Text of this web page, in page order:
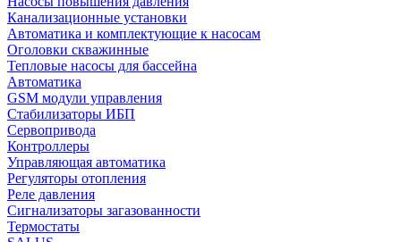
Канализационные установки
Автоматика и комплектующие к насосам
Оголовки скважинные
Тепловые насосы для бассейна
Автоматика
GSM модули управления
Стабилизаторы ИБП
Сервопривода
Контроллеры
Управляющая автоматика
Регуляторы отопления
Реле давления
Сигнализаторы загазованности
Термостаты